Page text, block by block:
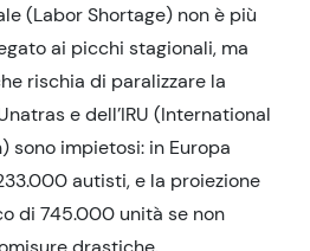
(Labor Shortage) non è più
ai picchi stagionali, ma
rischia di paralizzare la
e dell’IRU (International
sono impietosi: in Europa
autisti, e la proiezione
di 745.000 unità se non